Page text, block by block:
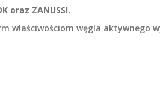
oraz ZANUSSI.
właściwościom węgla